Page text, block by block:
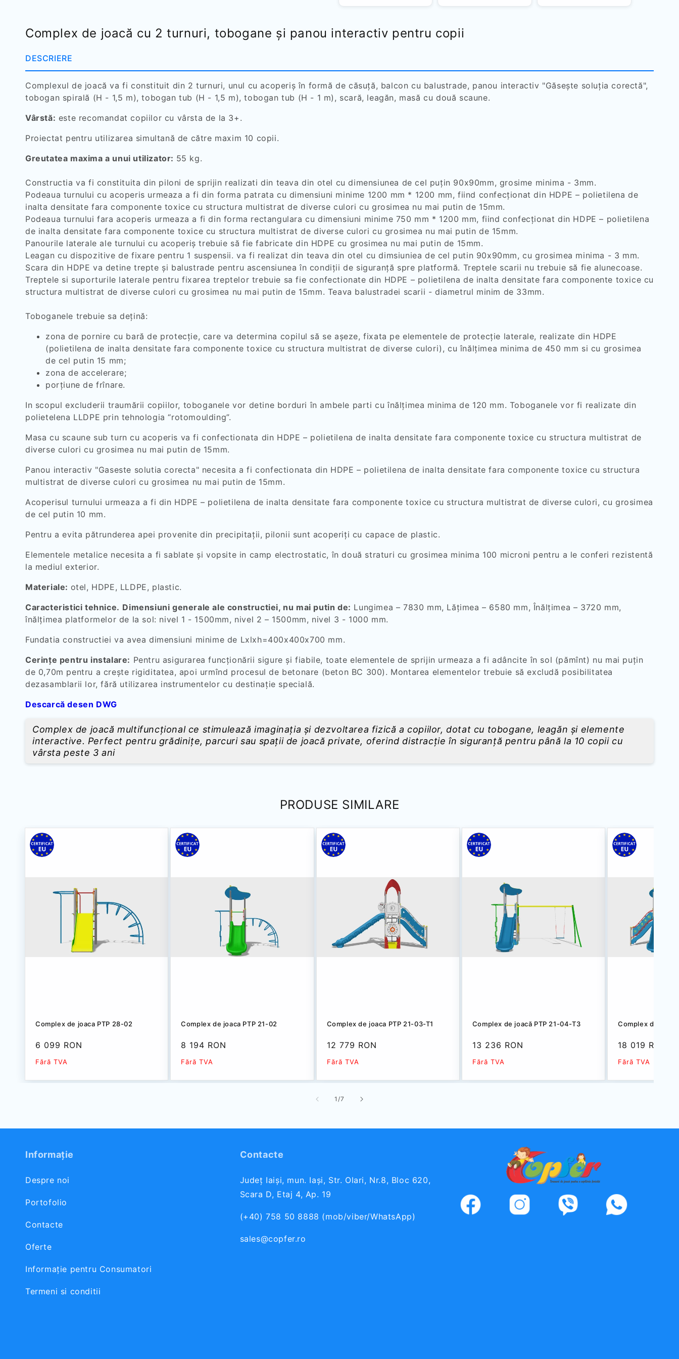
Complex de joacă cu 2 turnuri, tobogane și panou interactiv pentru copii
DESCRIERE
Complexul de joacă va fi constituit din 2 turnuri, unul cu acoperiș în formă de căsuță, balcon cu balustrade, panou interactiv "Găsește soluția corectă",
tobogan spirală (H - 1,5 m), tobogan tub (H - 1,5 m), tobogan tub (H - 1 m), scară, leagăn, masă cu două scaune.
Vârstă: este recomandat copiilor cu vârsta de la 3+.
Proiectat pentru utilizarea simultană de către maxim 10 copii.
Greutatea maxima a unui utilizator: 55 kg.
Constructia va fi constituita din piloni de sprijin realizati din teava din otel cu dimensiunea de cel puțin 90x90mm, grosime minima - 3mm.
Podeaua turnului cu acoperis urmeaza a fi din forma patrata cu dimensiuni minime 1200 mm * 1200 mm, fiind confecționat din HDPE – polietilena de
inalta densitate fara componente toxice cu structura multistrat de diverse culori cu grosimea nu mai putin de 15mm.
Podeaua turnului fara acoperis urmeaza a fi din forma rectangulara cu dimensiuni minime 750 mm * 1200 mm, fiind confecționat din HDPE – polietilena
de inalta densitate fara componente toxice cu structura multistrat de diverse culori cu grosimea nu mai putin de 15mm.
Panourile laterale ale turnului cu acoperiș trebuie să fie fabricate din HDPE cu grosimea nu mai putin de 15mm.
Leagan cu dispozitive de fixare pentru 1 suspensii.va fi realizat din teava din otel cu dimsiuniea de cel putin 90x90mm, cu grosimea minima - 3 mm.
Scara din HDPE va detine trepte și balustrade pentru ascensiunea în condiții de siguranță spre platformă. Treptele scarii nu trebuie să fie alunecoase.
Treptele si suporturile laterale pentru fixarea treptelor trebuie sa fie confectionate din HDPE – polietilena de inalta densitate fara componente toxice cu
structura multistrat de diverse culori cu grosimea nu mai putin de 15mm. Teava balustradei scarii - diametrul minim de 33mm.
Toboganele trebuie sa dețină:
zona de pornire cu bară de protecție, care va determina copilul să se așeze, fixata pe elementele de protecție laterale, realizate din HDPE
(polietilena de inalta densitate fara componente toxice cu structura multistrat de diverse culori), cu înălțimea minima de 450 mm si cu grosimea
de cel putin 15 mm;
zona de accelerare;
porțiune de frînare.
In scopul excluderii traumării copiilor, toboganele vor detine borduri în ambele parti cu înălțimea minima de 120 mm. Toboganele vor fi realizate din
polietelena LLDPE prin tehnologia “rotomoulding”.
Masa cu scaune sub turn cu acoperis va fi confectionata din HDPE – polietilena de inalta densitate fara componente toxice cu structura multistrat de
diverse culori cu grosimea nu mai putin de 15mm.
Panou interactiv "Gaseste solutia corecta" necesita a fi confectionata din HDPE – polietilena de inalta densitate fara componente toxice cu structura
multistrat de diverse culori cu grosimea nu mai putin de 15mm.
Acoperisul turnului urmeaza a fi din HDPE – polietilena de inalta densitate fara componente toxice cu structura multistrat de diverse culori, cu grosimea
de cel putin 10 mm.
Pentru a evita pătrunderea apei provenite din precipitaţii, pilonii sunt acoperiţi cu capace de plastic.
Elementele metalice necesita a fi sablate și vopsite in camp electrostatic, în două straturi cu grosimea minima 100 microni pentru a le conferi rezistentă
la mediul exterior.
Materiale: otel, HDPE, LLDPE, plastic.
Caracteristici tehnice. Dimensiuni generale ale constructiei, nu mai putin de: Lungimea – 7830 mm, Lăţimea – 6580 mm, Înălţimea – 3720 mm,
înălţimea platformelor de la sol: nivel 1 - 1500mm, nivel 2 – 1500mm, nivel 3 - 1000 mm.
Fundatia constructiei va avea dimensiuni minime de Lxlxh=400x400x700 mm.
Cerințe pentru instalare: Pentru asigurarea funcționării sigure și fiabile, toate elementele de sprijin urmeaza a fi adâncite în sol (pămînt) nu mai puțin
de 0,70m pentru a crește rigiditatea, apoi urmînd procesul de betonare (beton BC 300). Montarea elementelor trebuie să excludă posibilitatea
dezasamblarii lor, fără utilizarea instrumentelor cu destinație specială.
Descarcă desen DWG
Complex de joacă multifuncțional ce stimulează imaginația și dezvoltarea fizică a copiilor, dotat cu tobogane, leagăn și elemente
interactive. Perfect pentru grădinițe, parcuri sau spații de joacă private, oferind distracție în siguranță pentru până la 10 copii cu
vârsta peste 3 ani
PRODUSE SIMILARE
Complex de joaca PTP 28-02
Preț
redus
6 099 RON
Fără TVA
Complex de joaca PTP 21-02
Preț
redus
8 194 RON
Fără TVA
Complex de joaca PTP 21-03-T1
Preț
redus
12 779 RON
Fără TVA
Complex de joacă PTP 21-04-T3
Preț
redus
13 236 RON
Fără TVA
Complex de joacă
Preț
redus
18 019 RON
Fără TVA
1/din
7
Informație
Despre noi
Portofolio
Contacte
Oferte
Informaţie pentru Consumatori
Termeni si conditii
Contacte
Județ Iaiși, mun. Iași, Str. Olari, Nr.8, Bloc 620,
Scara D, Etaj 4, Ap. 19
(+40) 758 50 8888 (mob/viber/WhatsApp)
sales@copfer.ro